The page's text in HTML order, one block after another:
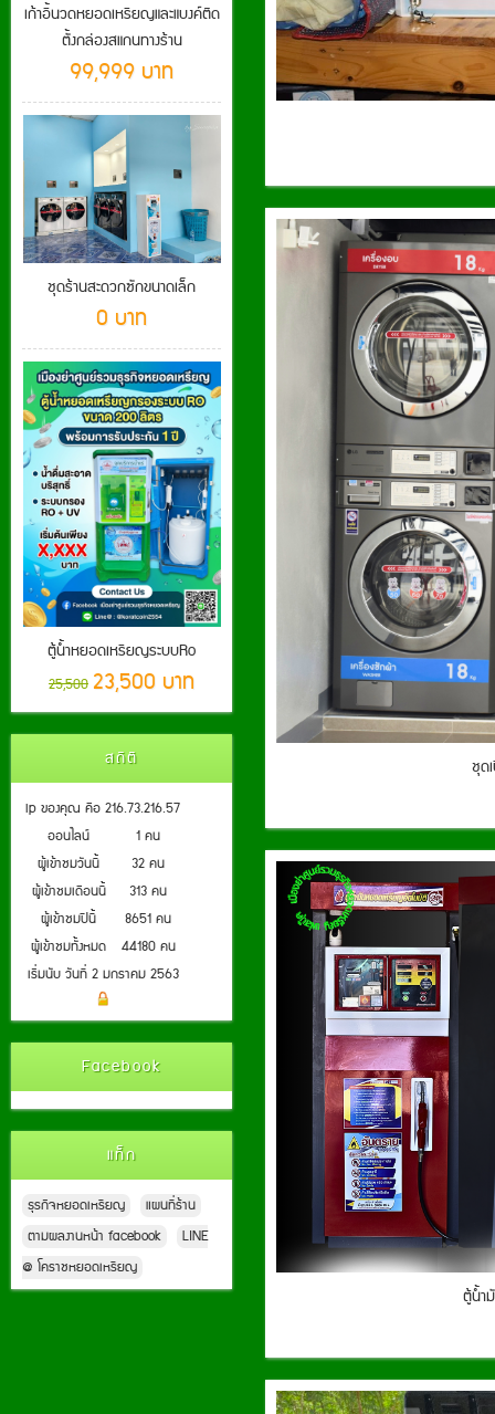
เก้าอี้นวดหยอดเหรียญและแบงค์ติด
ตั้งกล่องสแกนทางร้าน
99,999 บาท
ชุดร้านสะดวกซักขนาดเล็ก
0 บาท
ตู้น้ำหยอดเหรียญระบบRo
25,500 23,500 บาท
สถิติ
ip ของคุณ คือ 216.73.216.57
ออนไลน์
1 คน
ผู้เข้าชมวันนี้
32 คน
ผู้เข้าชมเดือนนี้
313 คน
ผู้เข้าชมปีนี้
8651 คน
ผู้เข้าชมทั้งหมด
44180 คน
เริ่มนับ วันที่ 2 มกราคม 2563
Facebook
แท็ก
ธุรกิจหยอดเหรียญ
แผนที่ร้าน
ตามผลงานหน้า facebook
LINE
@ โคราชหยอดเหรียญ
ชุด
ตู้น้ำ